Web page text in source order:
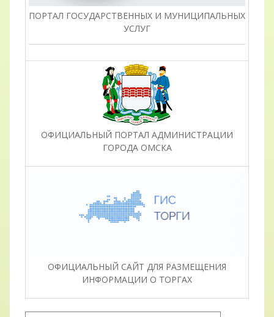
ПОРТАЛ ГОСУДАРСТВЕННЫХ И МУНИЦИПАЛЬНЫХ
УСЛУГ
ОФИЦИАЛЬНЫЙ ПОРТАЛ АДМИНИСТРАЦИИ
ГОРОДА ОМСКА
ОФИЦИАЛЬНЫЙ САЙТ ДЛЯ РАЗМЕЩЕНИЯ
ИНФОРМАЦИИ О ТОРГАХ